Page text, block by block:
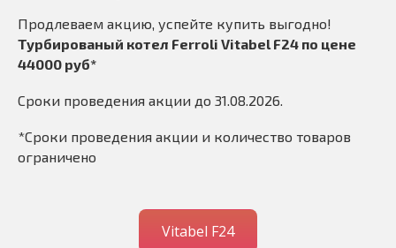
Продлеваем акцию, успейте купить выгодно!
Турбированый котел Ferroli Vitabel F24 по цене
44000 руб*
Сроки проведения акции до 31.08.2026.
*Сроки проведения акции и количество товаров
ограничено
Vitabel F24